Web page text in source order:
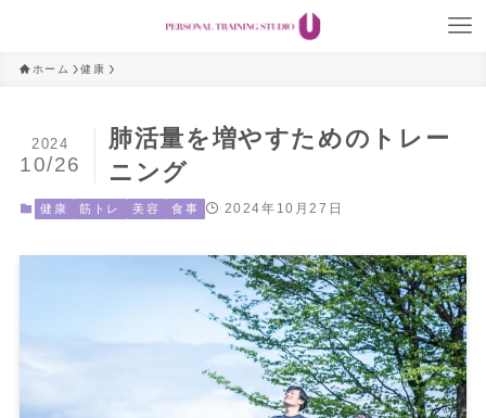
ホーム 健康
肺活量を増やすためのトレー
ニング
2024
10/26
健康 筋トレ 美容 食事 2024年10月27日